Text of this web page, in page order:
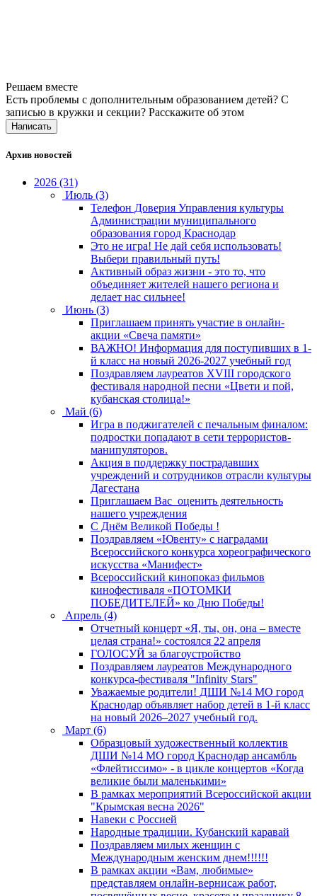
Решаем вместе
Есть проблемы с дополнительным образованием детей? С
записью в кружки и секции? Расскажите об этом
Написать
Архив новостей
2026 (31)
Июль (3)
Телефон Доверия Управления культуры
Администрации муниципального
образования город Краснодар
Это не игра! Не дай себя использовать!
Выбери правильный путь!
Активный образ жизни - это то, что
объединяет жителей нашего региона и
делает нас сильнее!
Июнь (3)
Приглашаем принять участие в онлайн-
акции «Свеча памяти»
ВАЖНО! Информация для поступивших в 1-
й класс на новый 2026-2027 учебный год
Поздравляем лауреатов XVIII городского
фестиваля народной песни «Цвети и пой,
кубанская столица!»
Май (6)
Игра в поджигателей с печальным финалом:
подростки попадают в сети террористов-
манипуляторов.
Акция в поддержку пострадавших
учреждений и сотрудников отрасли культуры
Дагестана
Приглашаем Вас оценить деятельность
нашего учреждения
C Днём Великой Победы !
Поздравляем «Ювенту» с наградами
Всероссийского конкурса хореографического
искусства «Манифест»
Всероссийский кинопоказ фильмов
кинофестиваля «ПОТОМКИ
ПОБЕДИТЕЛЕЙ» ко Дню Победы!
Апрель (4)
Отчетный концерт «Я, ты, он, она – вместе
целая страна!» состоялся 22 апреля
ГОЛОСУЙ за благоустройство
Поздравляем лауреатов Международного
конкурса-фестиваля "Infinity Stars"
Уважаемые родители! ДШИ №14 МО город
Краснодар объявляет набор детей в 1-й класс
на новый 2026–2027 учебный год.
Март (6)
Образцовый художественный коллектив
ДШИ №14 МО город Краснодар ансамбль
«Флейтиссимо» - в цикле концертов «Когда
великие были маленькими»
В рамках мероприятий Всероссийской акции
"Крымская весна 2026"
Навеки с Россией
Народные традиции. Кубанский каравай
Поздравляем милых женщин с
Международным женским днем!!!!!!
В рамках акции «Вам, любимые»
представляем онлайн-вернисаж работ,